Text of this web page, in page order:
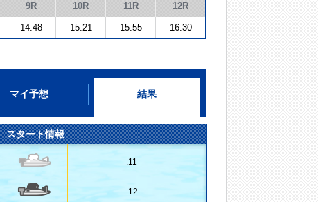
9R 10R 11R 12R
14:48 15:21 15:55 16:30
マイ予想 結果
スタート情報
.11
.12